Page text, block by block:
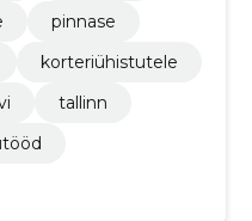
pinnase
korteriühistutele
tallinn